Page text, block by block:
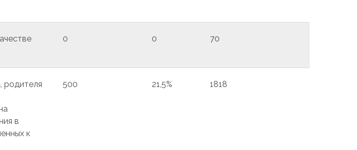
0 0 70
родителя
в
к
500 21,5% 1818